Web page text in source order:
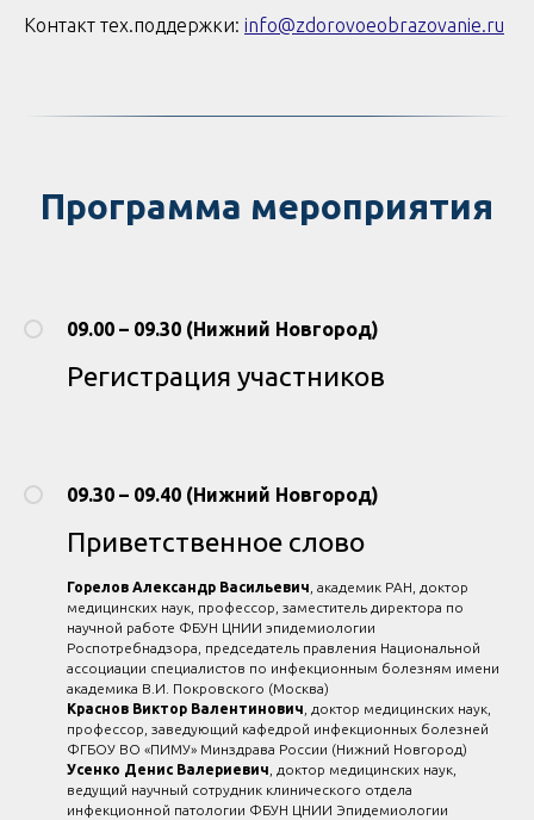
Контакт тех.поддержки: info@zdorovoeobrazovanie.ru
Программа мероприятия
09.00 – 09.30 (Нижний Новгород)
Регистрация участников
09.30 – 09.40 (Нижний Новгород)
Приветственное слово
Горелов Александр Васильевич , академик РАН, доктор
медицинских наук, профессор, заместитель директора по
научной работе ФБУН ЦНИИ эпидемиологии
Роспотребнадзора, председатель правления Национальной
ассоциации специалистов по инфекционным болезням имени
академика В.И. Покровского (Москва)
Краснов Виктор Валентинович , доктор медицинских наук,
профессор, заведующий кафедрой инфекционных болезней
ФГБОУ ВО «ПИМУ» Минздрава России (Нижний Новгород)
Усенко Денис Валериевич , доктор медицинских наук,
ведущий научный сотрудник клинического отдела
инфекционной патологии ФБУН ЦНИИ Эпидемиологии